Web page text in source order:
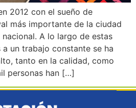
2012 con el sueño de
más importante de la ciudad
A lo largo de estas
un trabajo constante se ha
tanto en la calidad, como
personas han […]